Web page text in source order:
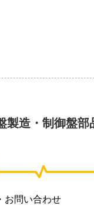
製造・制御盤
お問い合わせ